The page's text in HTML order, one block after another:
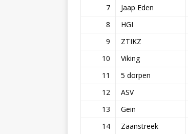
7
Jaap Eden
8
HGI
9
ZTIKZ
10
Viking
11
5 dorpen
12
ASV
13
Gein
14
Zaanstreek